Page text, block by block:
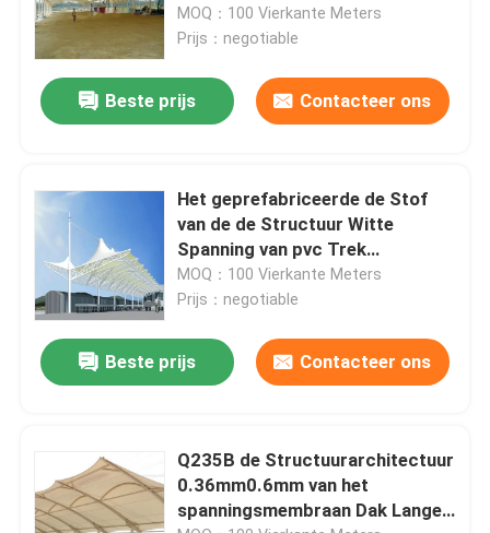
bouwen 0.6mm
MOQ：100 Vierkante Meters
Prijs：negotiable
Beste prijs Contacteer ons
Het geprefabriceerde de Stof
van de de Structuur Witte
Spanning van pvc Trek
Afbaarden
MOQ：100 Vierkante Meters
Prijs：negotiable
Beste prijs Contacteer ons
Q235B de Structuurarchitectuur
0.36mm0.6mm van het
spanningsmembraan Dak Lange